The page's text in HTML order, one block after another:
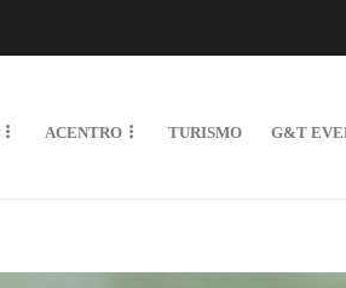
ACENTRO TURISMO G&T